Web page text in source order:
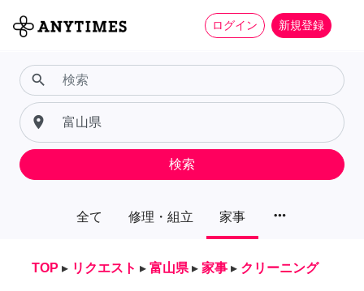
ログイン 新規登録
全て 修理・組立 家事 more_horiz
search
place
検索
TOP ▸ リクエスト ▸ 富山県 ▸ 家事 ▸ クリーニング